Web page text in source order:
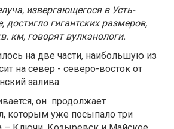
извергающегося в Усть-
гигантских размеров,
км, говорят вулканологи.
на две части, наибольшую из
на север - северо-восток от
залива.
он продолжает
которым уже посыпало три